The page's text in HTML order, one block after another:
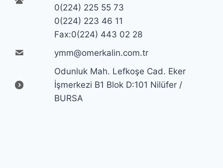
0(224) 225 55 73
0(224) 223 46 11
Fax:0(224) 443 02 28
ymm@omerkalin.com.tr
Odunluk Mah. Lefkoşe Cad. Eker
İşmerkezi B1 Blok D:101 Nilüfer /
BURSA